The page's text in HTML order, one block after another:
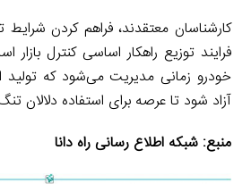
کارشناسان معتقدند، فراهم کردن شرایط
فرایند توزیع راهکار اساسی کنترل بازار
خودرو زمانی مدیریت می‌شود که تولید
آزاد شود تا عرصه برای استفاده دلالان
منبع: شبکه اطلاع رسانی راه دانا